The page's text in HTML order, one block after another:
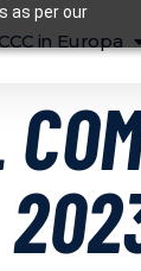
as per our
CCC in Europa